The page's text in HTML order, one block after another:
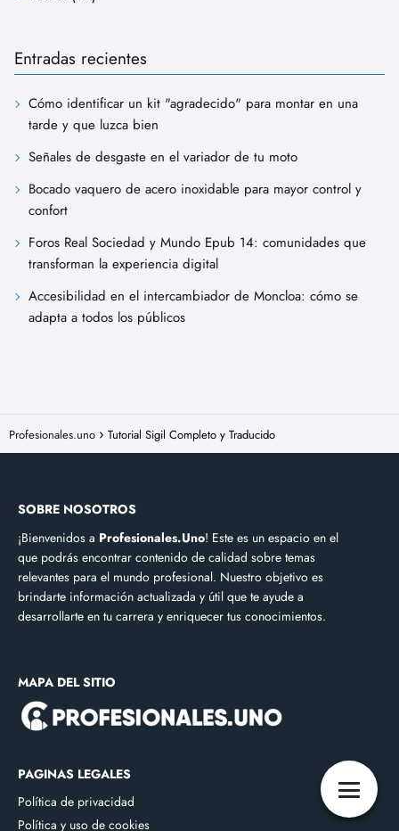
Entradas recientes
Cómo identificar un kit "agradecido" para montar en una
tarde y que luzca bien
Señales de desgaste en el variador de tu moto
Bocado vaquero de acero inoxidable para mayor control y
confort
Foros Real Sociedad y Mundo Epub 14: comunidades que
transforman la experiencia digital
Accesibilidad en el intercambiador de Moncloa: cómo se
adapta a todos los públicos
Profesionales.uno Tutorial Sigil Completo y Traducido
SOBRE NOSOTROS
¡Bienvenidos a Profesionales.Uno! Este es un espacio en el
que podrás encontrar contenido de calidad sobre temas
relevantes para el mundo profesional. Nuestro objetivo es
brindarte información actualizada y útil que te ayude a
desarrollarte en tu carrera y enriquecer tus conocimientos.
MAPA DEL SITIO
PAGINAS LEGALES
Política de privacidad
Política y uso de cookies